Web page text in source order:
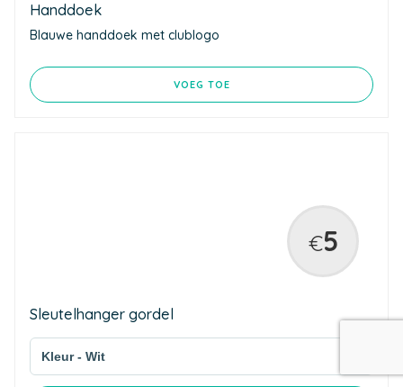
Handdoek
Blauwe handdoek met clublogo
VOEG TOE
€5
Sleutelhanger gordel